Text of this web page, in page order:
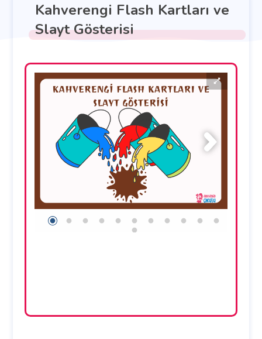
Kahverengi Flash Kartları ve
Slayt Gösterisi